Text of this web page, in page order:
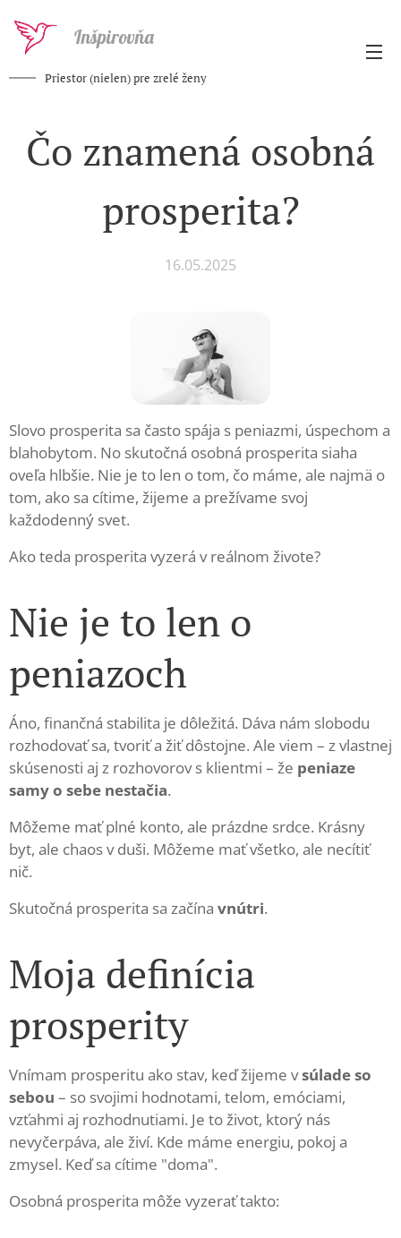
Inšpirovňa
Priestor (nielen) pre zrelé ženy
Čo znamená osobná
prosperita?
16.05.2025
Slovo prosperita sa často spája s peniazmi, úspechom a
blahobytom. No skutočná osobná prosperita siaha
oveľa hlbšie. Nie je to len o tom, čo máme, ale najmä o
tom, ako sa cítime, žijeme a prežívame svoj
každodenný svet.
Ako teda prosperita vyzerá v reálnom živote?
Nie je to len o
peniazoch
Áno, finančná stabilita je dôležitá. Dáva nám slobodu
rozhodovať sa, tvoriť a žiť dôstojne. Ale viem – z vlastnej
skúsenosti aj z rozhovorov s klientmi – že peniaze
samy o sebe nestačia.
Môžeme mať plné konto, ale prázdne srdce. Krásny
byt, ale chaos v duši. Môžeme mať všetko, ale necítiť
nič.
Skutočná prosperita sa začína vnútri.
Moja definícia
prosperity
Vnímam prosperitu ako stav, keď žijeme vsúlade so
sebou – so svojimi hodnotami, telom, emóciami,
vzťahmi aj rozhodnutiami. Je to život, ktorý nás
nevyčerpáva, ale živí. Kde máme energiu, pokoj a
zmysel. Keď sa cítime "doma".
Osobná prosperita môže vyzerať takto: